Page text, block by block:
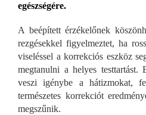
egészségére.
A beépített érzékelőnek
rezgésekkel figyelmeztet, ha
viseléssel a korrekciós eszköz
megtanulni a helyes testtartást.
veszi igénybe a hátizmokat,
természetes korrekciót
megszűnik.